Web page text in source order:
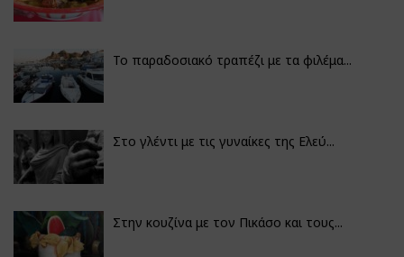
Το παραδοσιακό τραπέζι με τα φιλέμα...
Στο γλέντι με τις γυναίκες της Ελεύ...
Στην κουζίνα με τον Πικάσο και τους...